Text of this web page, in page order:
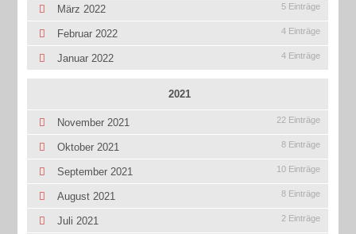
März 2022 5 Einträge
Februar 2022 4 Einträge
Januar 2022 4 Einträge
2021
November 2021 22 Einträge
Oktober 2021 8 Einträge
September 2021 10 Einträge
August 2021 8 Einträge
Juli 2021 2 Einträge